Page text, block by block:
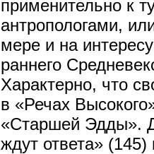
применительно к
антропологами,
мере и на
раннего
Характерно, что
в «Речах
«Старшей Эдды».
ждут ответа»